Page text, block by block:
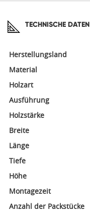
TECHNISCHE DATEN
Herstellungsland
Material
Holzart
Ausführung
Holzstärke
Breite
Länge
Tiefe
Höhe
Montagezeit
Anzahl der Packstücke